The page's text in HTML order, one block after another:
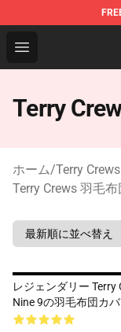
Open menu
Terry Crews
Terry
ホーム/Terry
Terry Crews 羽毛
レジェンダリー Terry
Nine 9の羽毛布団カ